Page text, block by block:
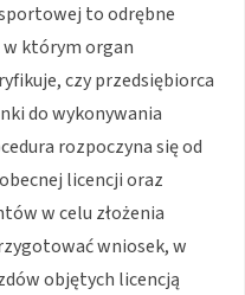
to odrębne
którym organ
czy przedsiębiorca
do wykonywania
rozpoczyna się od
licencji oraz
w celu złożenia
wniosek, w
objętych licencją